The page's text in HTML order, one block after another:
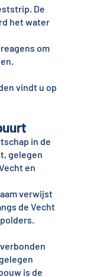
De
het water
om
vindt u op
in de
gelegen
en
verwijst
de Vecht
is de